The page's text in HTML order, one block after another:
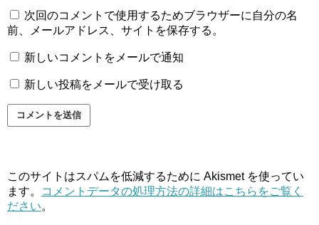
次回のコメントで使用するためブラウザーに自分の名
前、メールアドレス、サイトを保存する。
新しいコメントをメールで通知
新しい投稿をメールで受け取る
このサイトはスパムを低減するために Akismet を使ってい
ます。
コメントデータの処理方法の詳細はこちらをご覧く
ださい。